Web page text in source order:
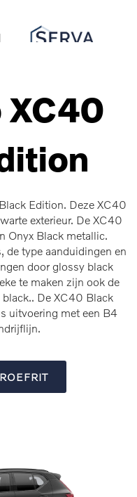
XC40
Edition. Deze XC40
exterieur. De XC40
Onyx Black metallic.
de type aanduidingen en
door glossy black
te maken zijn ook de
De XC40 Black
uitvoering met een B4